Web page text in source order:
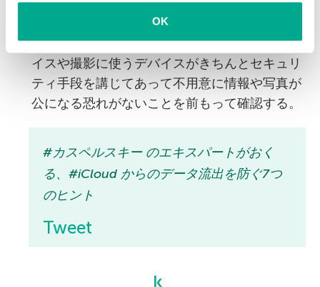
OK
個人情報をシェアするときや、誰かが自分の写
真を撮るのを許可するときは、シェア先のデバ
イスや撮影に使うデバイスがきちんとセキュリ
ティ手段を講じてあって不用意に情報や写真が
公になる恐れがないことを前もって確認する。
#カスペルスキー のエキスパートがおく
る、#iCloud からのデータ流出を防ぐ7つ
のヒント
Tweet